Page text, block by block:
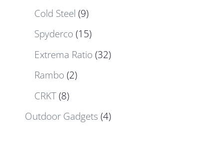
Cold Steel (9)
Spyderco (15)
Extrema Ratio (32)
Rambo (2)
CRKT(8)
Outdoor Gadgets (4)